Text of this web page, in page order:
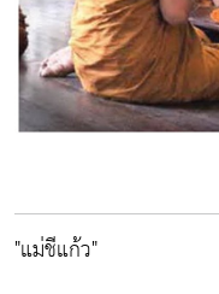
"แม่ชีแก้ว"